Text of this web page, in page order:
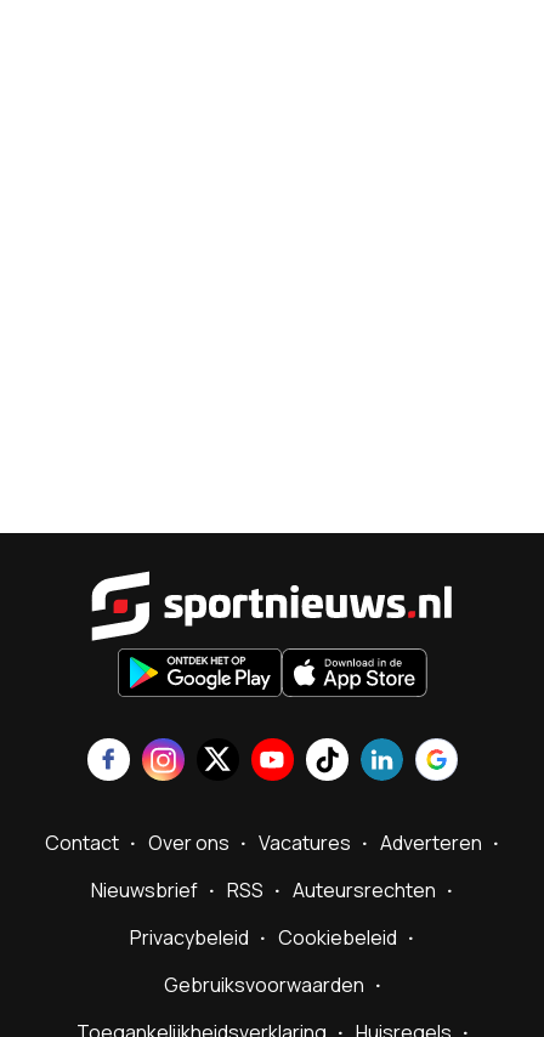
Contact Over ons Vacatures
Adverteren
Nieuwsbrief
RSS
Auteursrechten
Privacybeleid
Cookiebeleid
Gebruiksvoorwaarden